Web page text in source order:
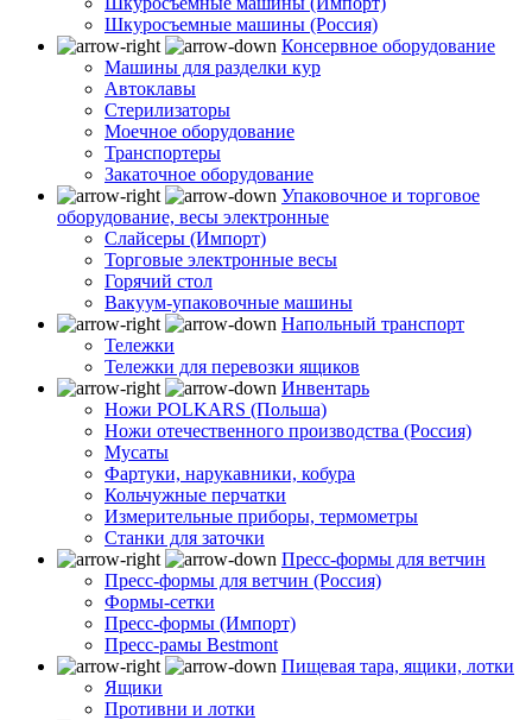
Шкуросъемные машины (Россия)
Консервное оборудование
Машины для разделки кур
Автоклавы
Стерилизаторы
Моечное оборудование
Транспортеры
Закаточное оборудование
Упаковочное и торговое
оборудование, весы электронные
Слайсеры (Импорт)
Торговые электронные весы
Горячий стол
Вакуум-упаковочные машины
Напольный транспорт
Тележки
Тележки для перевозки ящиков
Инвентарь
Ножи POLKARS (Польша)
Ножи отечественного производства (Россия)
Мусаты
Фартуки, нарукавники, кобура
Кольчужные перчатки
Измерительные приборы, термометры
Станки для заточки
Пресс-формы для ветчин
Пресс-формы для ветчин (Россия)
Формы-сетки
Пресс-формы (Импорт)
Пресс-рамы Bestmont
Пищевая тара, ящики, лотки
Ящики
Противни и лотки